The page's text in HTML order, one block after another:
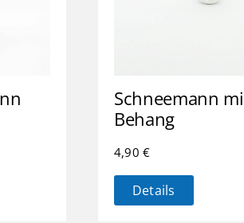
Schneemann
Behang
4,90€
Details